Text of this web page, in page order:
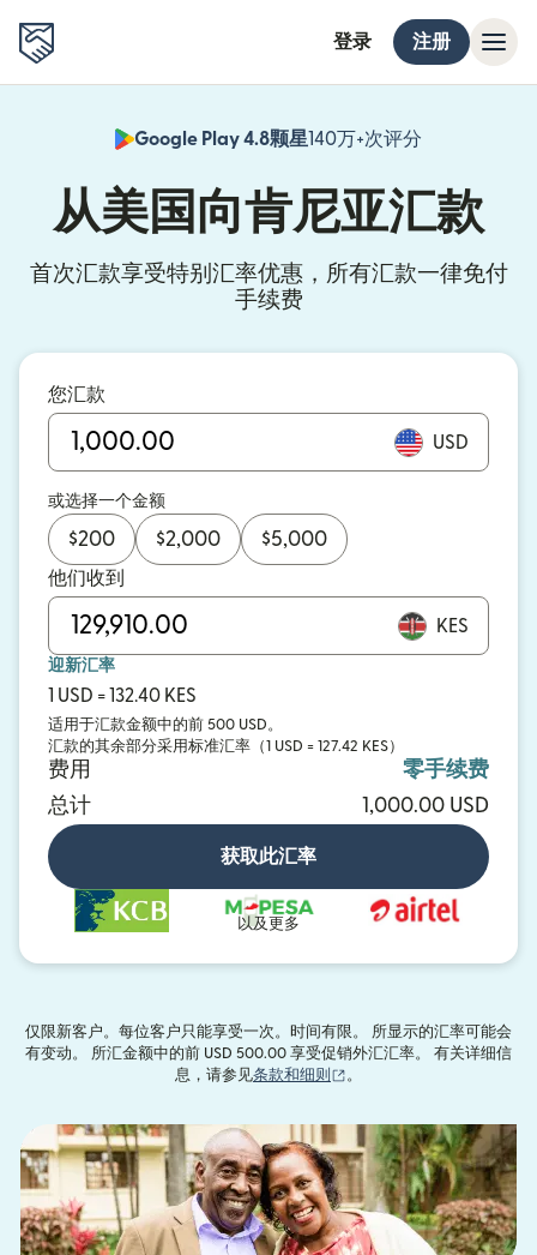
登录 注册
Google Play 4.8颗星140万+次评分
从美国向肯尼亚汇款
首次汇款享受特别汇率优惠，所有汇款一律免付
手续费
您汇款
USD
或选择一个金额
$200 $2,000 $5,000
他们收到
KES
迎新汇率
1 USD = 132.40 KES
适用于汇款金额中的前 500 USD。
汇款的其余部分采用标准汇率（1 USD = 127.42 KES）
费用
零手续费
总计
1,000.00 USD
获取此汇率
以及更多
仅限新客户。每位客户只能享受一次。时间有限。 所显示的汇率可能会
有变动。 所汇金额中的前 USD 500.00 享受促销外汇汇率。 有关详细信
息，请参见条款和细则 。